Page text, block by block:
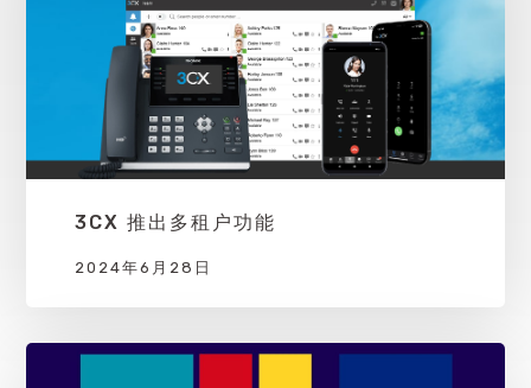
3CX 推出多租户功能
2024年6月28日